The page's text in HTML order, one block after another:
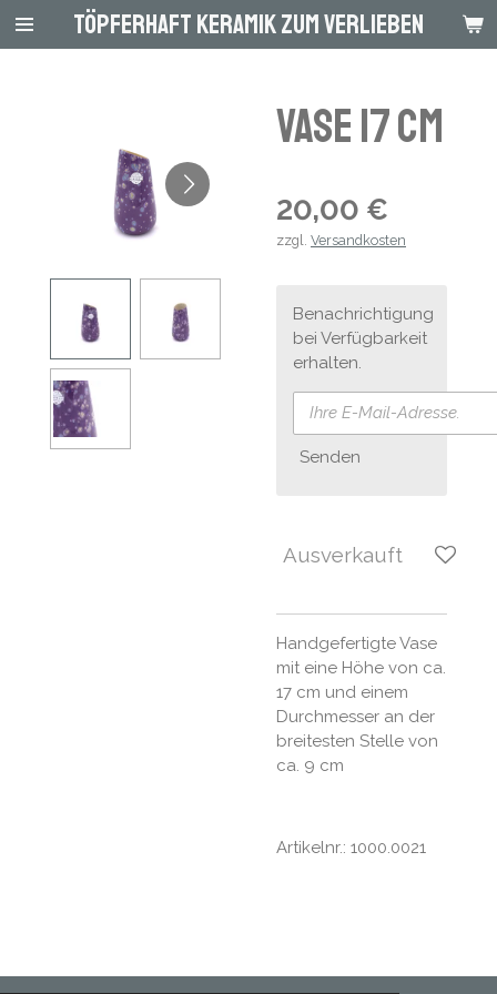
Zum
Hauptinhalt
Töpferhaft Keramik zum Verlieben
Vase 17 cm
20,00 €
zzgl. Versandkosten
Benachrichtigung
bei Verfügbarkeit
erhalten.
Senden
Ausverkauft
Handgefertigte Vase
mit eine Höhe von ca.
17 cm und einem
Durchmesser an der
breitesten Stelle von
ca. 9 cm
Artikelnr.: 1000.0021